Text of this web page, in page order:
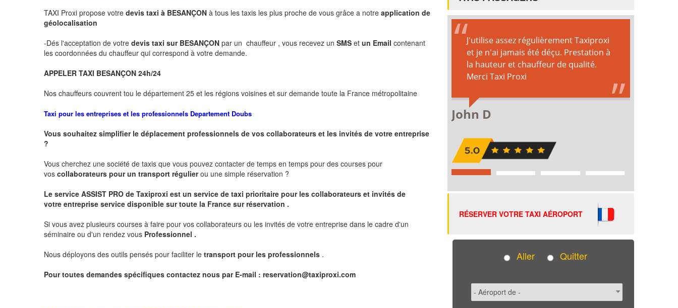
TAXI Proxi propose votre devis taxi à BESANÇON à tous les taxis les plus proche de vous grâce a notre application de
géolocalisation
-Dés l'acceptation de votre devis taxi sur BESANÇON par un chauffeur , vous recevez un SMS et un Email contenant
les coordonnées du chauffeur qui correspond à votre demande.
APPELER TAXI BESANÇON 24h/24
Nos chauffeurs couvrent tou le département 25 et les régions voisines et sur demande toute la France métropolitaine
Taxi pour les entreprises et les professionnels Departement Doubs
Vous souhaitez simplifier le déplacement professionnels de vos collaborateurs et les invités de votre entreprise
?
Vous cherchez une société de taxis que vous pouvez contacter de temps en temps pour des courses pour
vos collaborateurs pour un transport régulierou une simple réservation ?
Le service ASSIST PRO de Taxiproxi est un service de taxi prioritaire pour les collaborateurs et invités de
votre entreprise service disponible sur toute la France sur réservation .
Si vous avez plusieurs courses à faire pour vos collaborateurs ou les invités de votre entreprise dans le cadre d'un
séminaire ou d'un rendez vous Professionnel .
Nous déployons des outils pensés pour faciliter le transport pour les professionnels .
Pour toutes demandes spécifiques contactez nous par E-mail : reservation@taxiproxi.com
RÉSERVER VOTRE TAXI AÉROPORT
Aller Quitter